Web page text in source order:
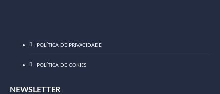
POLÍTICA DE PRIVACIDADE
POLÍTICA DE COKIES
NEWSLETTER